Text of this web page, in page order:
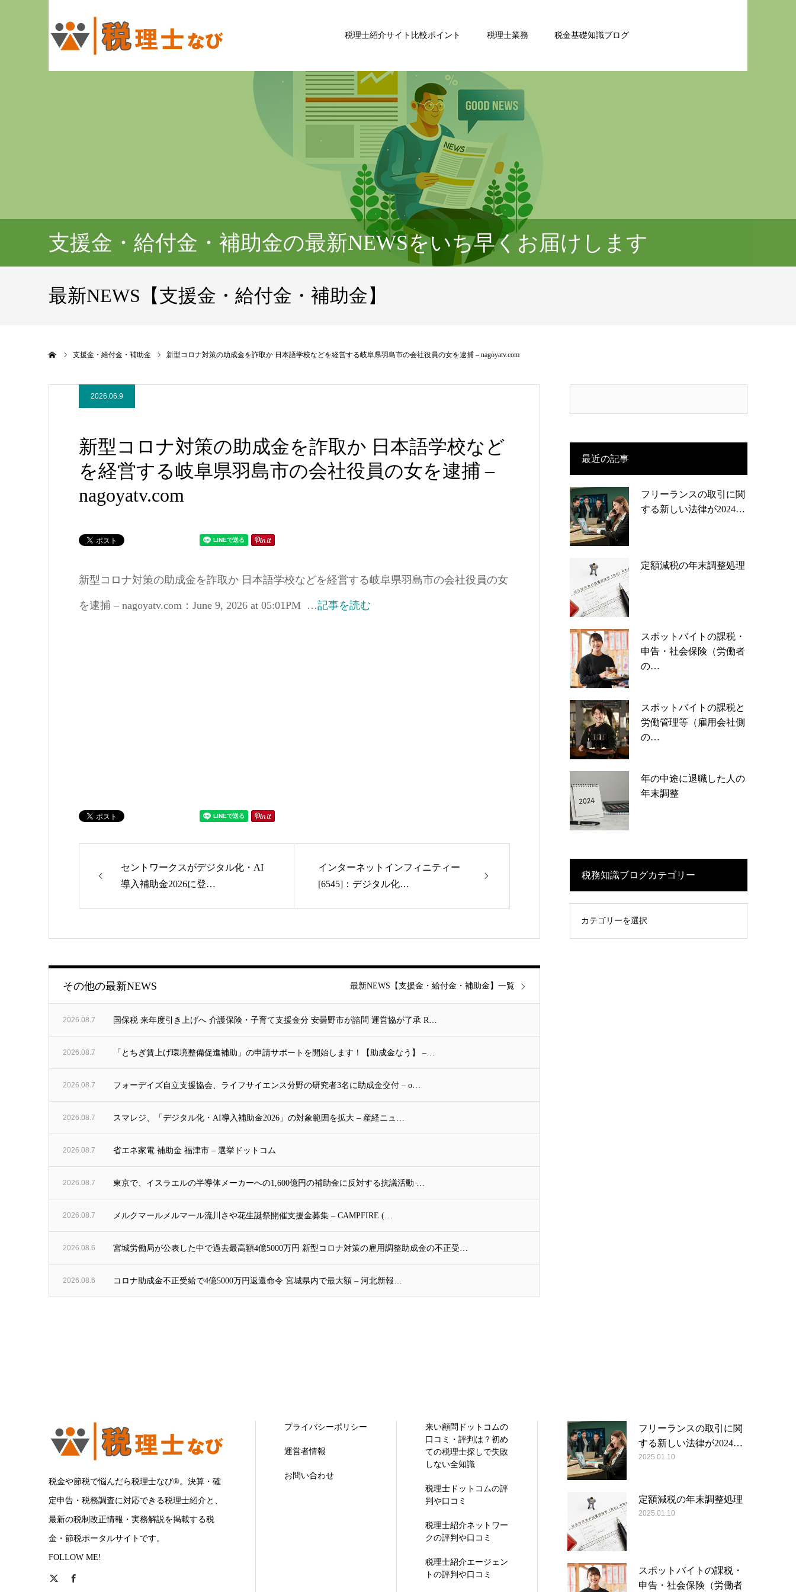
税理士紹介サイト比較ポイント 税理士業務 税金基礎知識ブログ
支援金・給付金・補助金の最新NEWSをいち早くお届けします
最新NEWS【支援金・給付金・補助金】
支援金・給付金・補助金 新型コロナ対策の助成金を詐取か 日本語学校などを経営する岐阜県羽島市の会社役員の女を逮捕 – nagoyatv.com
2026.06.9
新型コロナ対策の助成金を詐取か 日本語学校など
を経営する岐阜県羽島市の会社役員の女を逮捕 –
nagoyatv.com
新型コロナ対策の助成金を詐取か 日本語学校などを経営する岐阜県羽島市の会社役員の女
を逮捕 – nagoyatv.com：June 9, 2026 at 05:01PM …記事を読む
セントワークスがデジタル化・AI
導入補助金2026に登…
インターネットインフィニティー
[6545]：デジタル化…
その他の最新NEWS
2026.08.7 国保税 来年度引き上げへ 介護保険・子育て支援金分 安曇野市が諮問 運営協が了承 R…
2026.08.7 「とちぎ賃上げ環境整備促進補助」の申請サポートを開始します！【助成金なう】 –…
2026.08.7 フォーデイズ自立支援協会、ライフサイエンス分野の研究者3名に助成金交付 – o…
2026.08.7 スマレジ、「デジタル化・AI導入補助金2026」の対象範囲を拡大 – 産経ニュ…
2026.08.7 省エネ家電 補助金 福津市 – 選挙ドットコム
2026.08.7 東京で、イスラエルの半導体メーカーへの1,600億円の補助金に反対する抗議活動 ̵…
2026.08.7 メルクマールメルマール流川さや花生誕祭開催支援金募集 – CAMPFIRE (…
2026.08.6 宮城労働局が公表した中で過去最高額4億5000万円 新型コロナ対策の雇用調整助成金の不正受…
2026.08.6 コロナ助成金不正受給で4億5000万円返還命令 宮城県内で最大額 – 河北新報…
最新NEWS【支援金・給付金・補助金】一覧
最近の記事
フリーランスの取引に関
する新しい法律が2024…
定額減税の年末調整処理
スポットバイトの課税・
申告・社会保険（労働者
の…
スポットバイトの課税と
労働管理等（雇用会社側
の…
年の中途に退職した人の
年末調整
税務知識ブログカテゴリー
税金や節税で悩んだら税理士なび®。決算・確
定申告・税務調査に対応できる税理士紹介と、
最新の税制改正情報・実務解説を掲載する税
金・節税ポータルサイトです。
FOLLOW ME!
プライバシーポリシー
運営者情報
お問い合わせ
来い顧問ドットコムの
口コミ・評判は？初め
ての税理士探しで失敗
しない全知識
税理士ドットコムの評
判や口コミ
税理士紹介ネットワー
クの評判や口コミ
税理士紹介エージェン
トの評判や口コミ
フリーランスの取引に関
する新しい法律が2024…
2025.01.10
定額減税の年末調整処理
2025.01.10
スポットバイトの課税・
申告・社会保険（労働者